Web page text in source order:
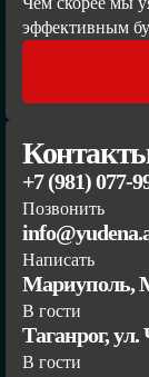
эффективным
+7 (981) 077-
Позвонить
Написать
Мариуполь,
В гости
Таганрог, ул.
В гости